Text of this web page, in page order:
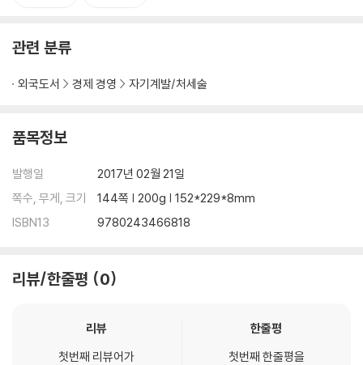
관련 분류
외국도서 경제 경영 자기계발/처세술
품목정보
발행일
2017년 02월 21일
쪽수, 무게, 크기
144쪽 | 200g | 152*229*8mm
ISBN13
9780243466818
리뷰/한줄평 0
리뷰
첫번째 리뷰어가
한줄평
첫번째 한줄평을